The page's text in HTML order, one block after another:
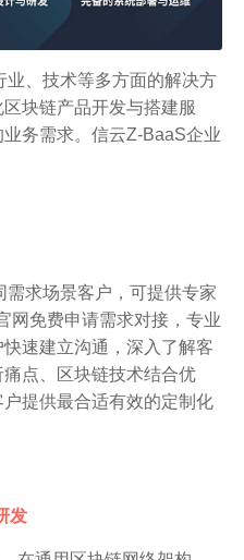
、技术等多方面的解决方
块链产品开发与搭建服
务需求。信云Z-BaaS企业
求场景客户，可提供专家
网免费申请需求对接，专业
速建立沟通，深入了解客
点、区块链技术结合优
提供最合适有效的定制化
发